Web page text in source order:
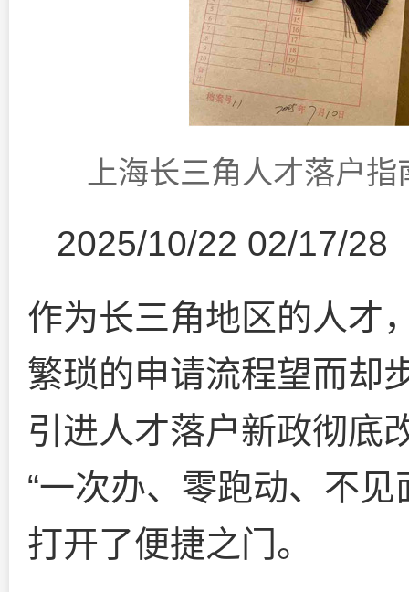
上海长三角人才落户
2025/10/22 02/17/28
作为长三角地区的人才
繁琐的申请流程望而却
引进人才落户新政彻底
“一次办、零跑动、不
打开了便捷之门。